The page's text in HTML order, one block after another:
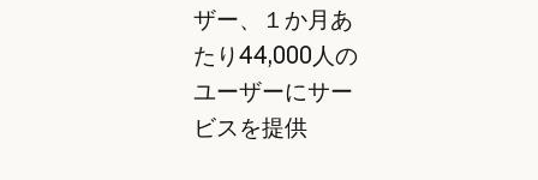
ザー、１か月あ
たり44,000人の
ユーザーにサー
ビスを提供